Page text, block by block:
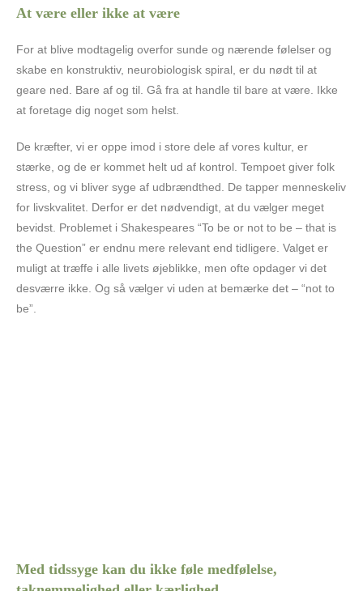
At være eller ikke at være
For at blive modtagelig overfor sunde og nærende følelser og
skabe en konstruktiv, neurobiologisk spiral, er du nødt til at
geare ned. Bare af og til. Gå fra at handle til bare at være. Ikke
at foretage dig noget som helst.
De kræfter, vi er oppe imod i store dele af vores kultur, er
stærke, og de er kommet helt ud af kontrol. Tempoet giver folk
stress, og vi bliver syge af udbrændthed. De tapper menneskeliv
for livskvalitet. Derfor er det nødvendigt, at du vælger meget
bevidst. Problemet i Shakespeares “To be or not to be – that is
the Question” er endnu mere relevant end tidligere. Valget er
muligt at træffe i alle livets øjeblikke, men ofte opdager vi det
desværre ikke. Og så vælger vi uden at bemærke det – “not to
be”.
Med tidssyge kan du ikke føle medfølelse,